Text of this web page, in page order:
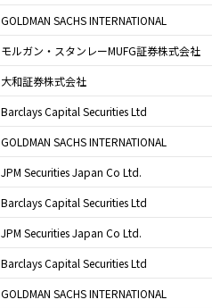
GOLDMAN SACHS INTERNATIONAL
モルガン・スタンレーMUFG証券株式会社
大和証券株式会社
Barclays Capital Securities Ltd
GOLDMAN SACHS INTERNATIONAL
JPM Securities Japan Co Ltd.
Barclays Capital Securities Ltd
JPM Securities Japan Co Ltd.
Barclays Capital Securities Ltd
GOLDMAN SACHS INTERNATIONAL